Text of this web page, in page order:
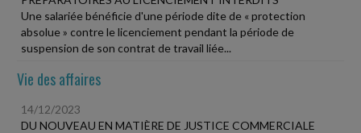
Une salariée bénéficie d'une période dite de « protection
absolue » contre le licenciement pendant la période de
suspension de son contrat de travail liée...
Vie des affaires
14/12/2023
DU NOUVEAU EN MATIÈRE DE JUSTICE COMMERCIALE